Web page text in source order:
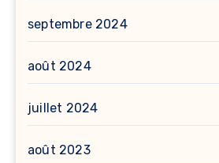
septembre 2024
août 2024
juillet 2024
août 2023